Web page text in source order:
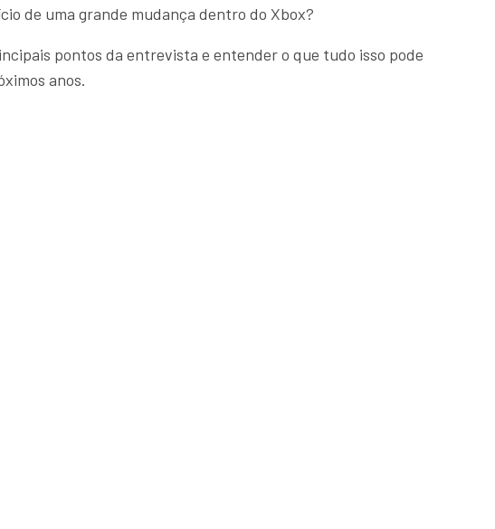
de uma grande mudança dentro do Xbox?
pontos da entrevista e entender o que tudo isso pode
anos.